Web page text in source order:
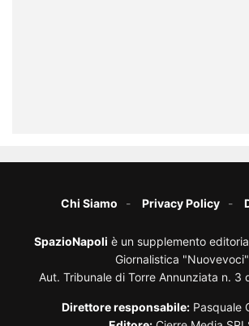
Chi Siamo Privacy Policy
SpazioNapoli è un supplemento
Giornalistica "Nuovevoci"
Aut. Tribunale di Torre Annunziata n. 3
Direttore responsabile: Pasquale